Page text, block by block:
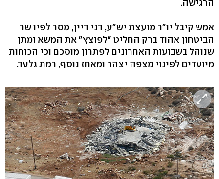
הרגישה.
אמש קיבל יו"ר מועצת יש"ע, דני דיין, מסר לפיו שר
הביטחון אהוד ברק החליט "לפוצץ" את המשא ומתן
שנוהל בשבועות האחרונים לפתרון מוסכם וכי הכוחות
מיועדים לפינוי מצפה יצהר ומאחז נוסף, רמת גלעד.